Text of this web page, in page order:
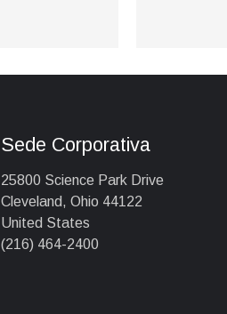
Sede Corporativa
25800 Science Park Drive
Cleveland, Ohio 44122
United States
(216) 464-2400